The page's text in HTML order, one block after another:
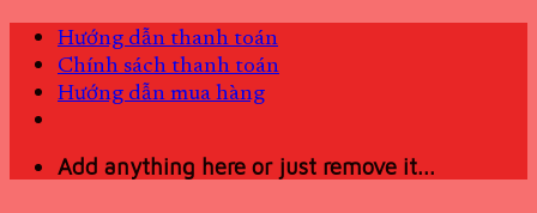
Skip
content
Hướng dẫn thanh toán
Chính sách thanh toán
Hướng dẫn mua hàng
Add anything here or just remove it...